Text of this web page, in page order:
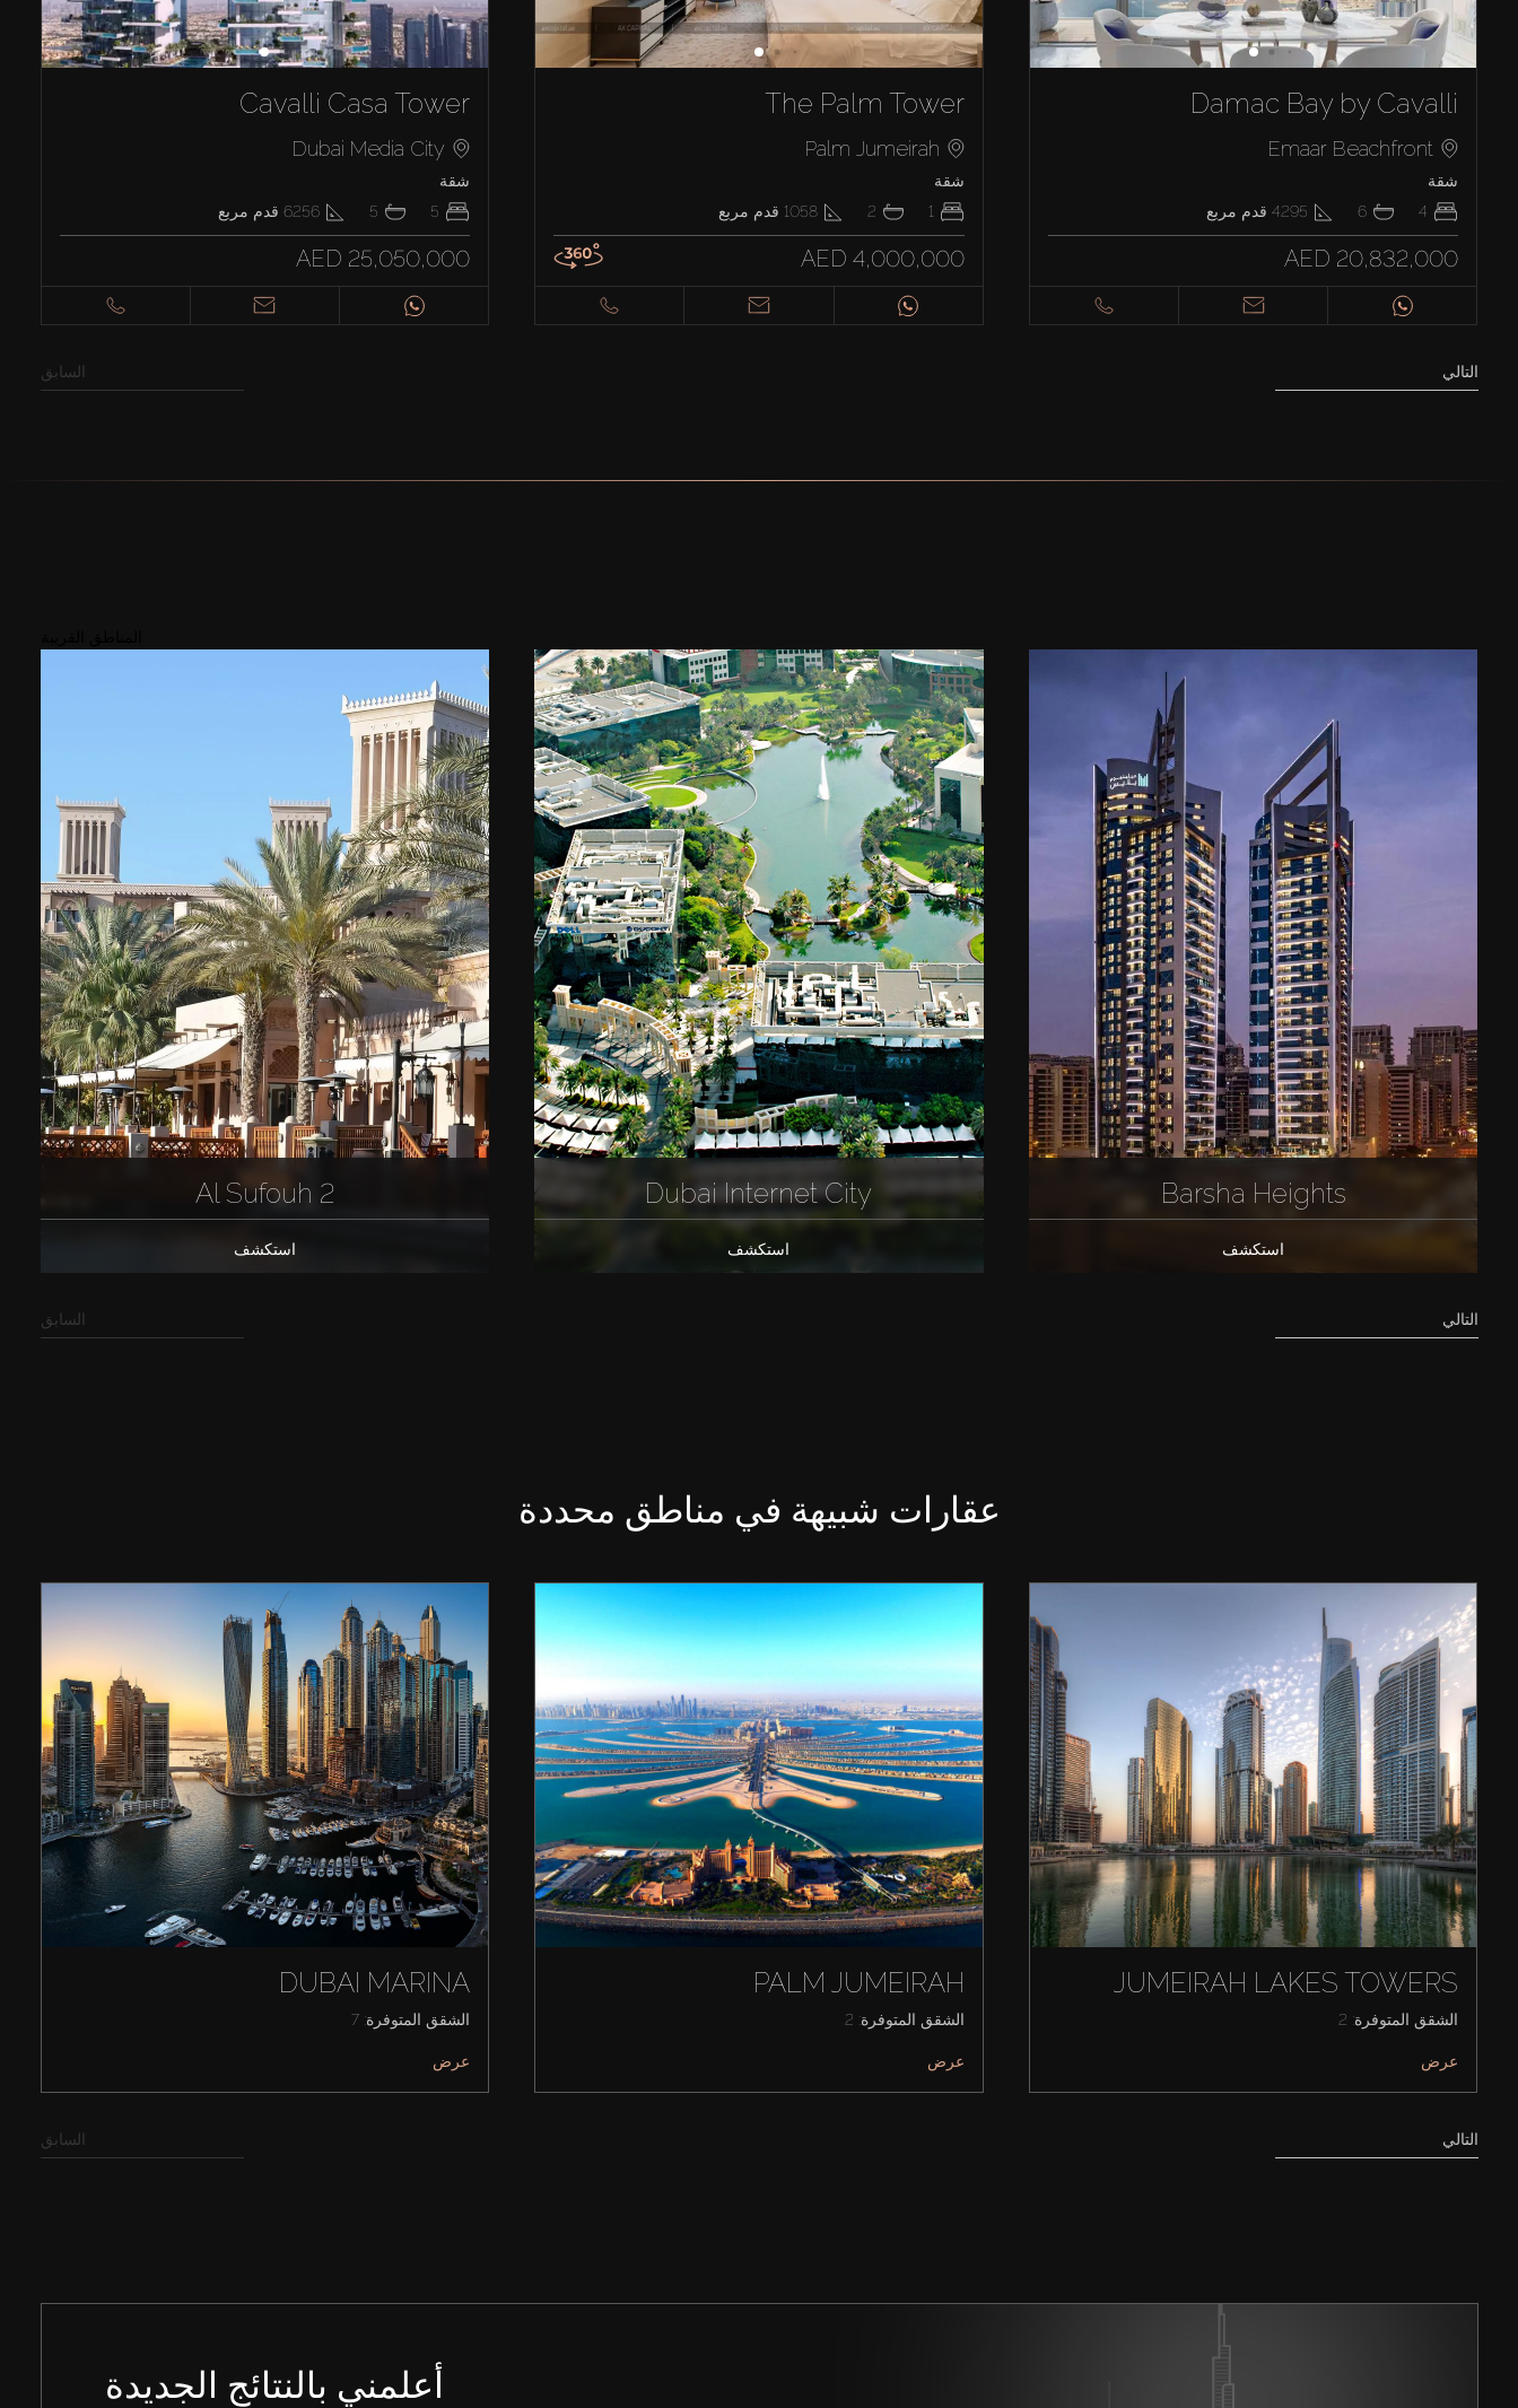
Cavalli Casa Tower
Dubai Media City
شقة
5
5
6256 قدم مربع
AED 25,050,000
The Palm Tower
Palm Jumeirah
شقة
1
2
1058 قدم مربع
AED 4,000,000
Damac Bay by Cavalli
Emaar Beachfront
شقة
4
6
4295 قدم مربع
AED 20,832,000
السابق التالي
Al Sufouh 2
استكشف
Dubai Internet City
استكشف
Barsha Heights
استكشف
السابق التالي
عقارات شبيهة في مناطق محددة
DUBAI MARINA
الشقق المتوفرة: 7
عرض
PALM JUMEIRAH
الشقق المتوفرة: 2
عرض
JUMEIRAH LAKES TOWERS
الشقق المتوفرة: 2
عرض
السابق التالي
أعلمني بالنتائج الجديدة